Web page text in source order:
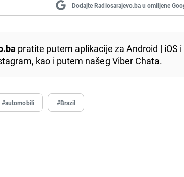
Dodajte Radiosarajevo.ba u omiljene
pratite putem aplikacije zaAndroid | iOS
, kao i putem našegViber Chata.
#automobili #Brazil